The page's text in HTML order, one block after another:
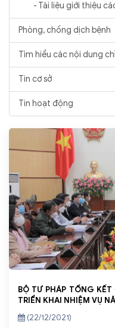
- Tài liệu giới thiệu
Phòng, chống dịch bệnh
Tìm hiểu các nội dung
Tin cơ sở
Tin hoạt động
BỘ TƯ PHÁP TỔNG KẾT
TRIỂN KHAI NHIỆM VỤ
(22/12/2021)